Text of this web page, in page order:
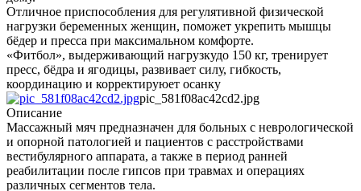
Отличное приспособления для регулятивной физической
нагрузки беременных женщин, поможет укрепить мышцы
бёдер и пресса при максимальном комфорте.
«Фитбол», выдерживающий нагрузкудо 150 кг, тренирует
пресс, бёдра и ягодицы, развивает силу, гибкость,
координацию и корректируюет осанку
pic_581f08ac42cd2.jpg
Описание
Массажный мяч предназначен для больных с неврологической
и опорной патологией и пациентов с расстройствами
вестибулярного аппарата, а также в период ранней
реабилитации после гипсов при травмах и операциях
различных сегментов тела.